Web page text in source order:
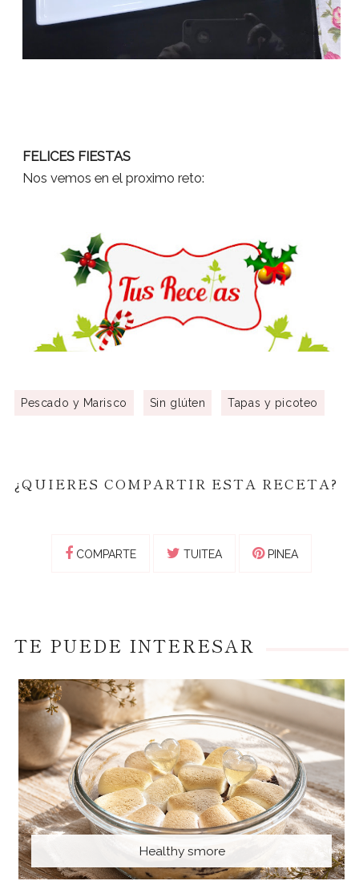
FELICES FIESTAS
Nos vemos en el proximo reto:
Pescado y Marisco Sin glúten Tapas y picoteo
¿QUIERES COMPARTIR ESTA RECETA?
COMPARTE TUITEA PINEA
TE PUEDE INTERESAR
Healthy smore